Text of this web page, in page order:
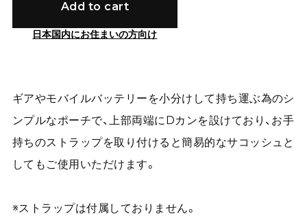
Add to cart
日本国内にお住まいの方向け
ギアやモバイルバッテリーを小分けして持ち運ぶ為のシ
ンプルなポーチで、上部両端にDカンを設けており、お手
持ちのストラップを取り付けると簡易的なサコッシュと
してもご使用いただけます。
※ストラップは付属しておりません。